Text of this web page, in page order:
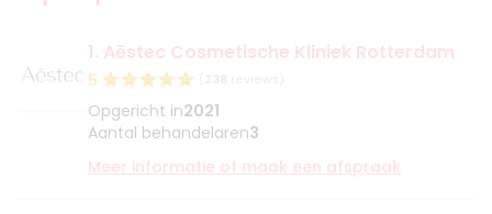
1. Aēstec Cosmetische Kliniek Rotterdam
5
Opgericht in2021
Aantal behandelaren3
Meer informatie of maak een afspraak